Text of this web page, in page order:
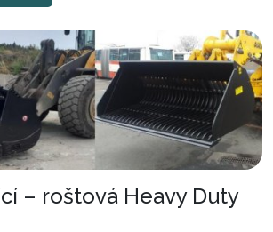
– roštová Heavy Duty